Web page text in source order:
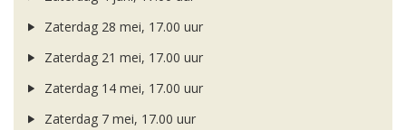
Zaterdag 28 mei, 17.00 uur
Zaterdag 21 mei, 17.00 uur
Zaterdag 14 mei, 17.00 uur
Zaterdag 7 mei, 17.00 uur